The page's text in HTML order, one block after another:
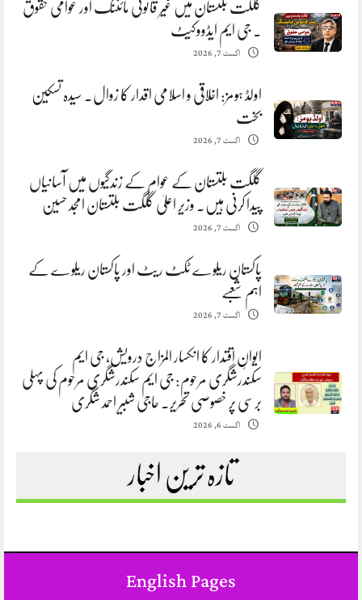
گلگت بلتستان میں غیر قانونی مائننگ اور عوامی حقوق
. جی ایم ایڈووکیٹ
اگست 7, 2026
اولڈ ہومز: اخلاقی و اسلامی اقدار کا زوال. سیدہ تسکین
بخت
اگست 7, 2026
گلگت بلتستان کے عوام کے زندگیوں میں آسانیاں
پیدا کرنی ہیں. وزیر اعلیٰ گلگت بلتستان امجد حسین
اگست 7, 2026
پاکستان ریلوے ٹکٹ ریٹ اور پاکستان ریلوے کے
اہم شعبے
اگست 7, 2026
ایوانِ اقتدار کا انکسار المزاج درویش، جی ایم
سکندرشگری مرحوم: جی ایم سکندرشگری مرحوم کی پہلی
برسی پر خصوصی تحریر. حاجی شبیر احمد شگری
اگست 6, 2026
تازہ ترین اخبار
English Pages